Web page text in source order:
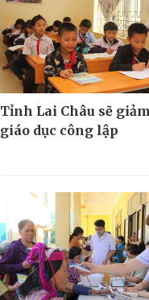
Tỉnh Lai Châu sẽ
giáo dục công lập